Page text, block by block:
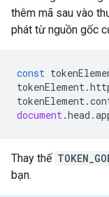
thêm mã sau vào
phát từ nguồn gốc
const
tokenElement .
tokenElement .
document .head .
Thay thế
bạn.